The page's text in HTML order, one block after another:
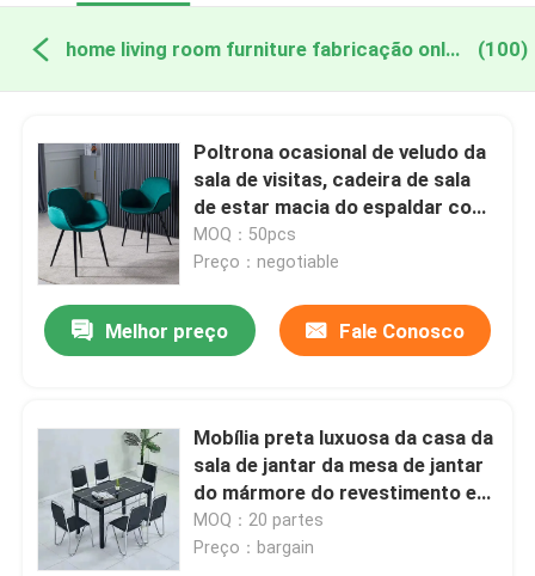
home living room furniture fabricação online (100)
Poltrona ocasional de veludo da
sala de visitas, cadeira de sala
de estar macia do espaldar com
braços
MOQ：50pcs
Preço：negotiable
Melhor preço Fale Conosco
Mobília preta luxuosa da casa da
sala de jantar da mesa de jantar
do mármore do revestimento e
do tampo da mesa das cadeiras
MOQ：20 partes
Preço：bargain